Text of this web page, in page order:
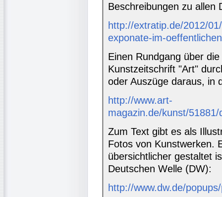
Beschreibungen zu allen
http://extratip.de/2012/
exponate-im-
Einen Rundgang über
Kunstzeitschrift "Art"
oder Auszüge daraus, in
http://www.art-
magazin.de/kunst/
Zum Text gibt es als
Fotos von Kunstwerken.
übersichtlicher gestaltet
Deutschen Welle (DW):
http://www.dw.de/